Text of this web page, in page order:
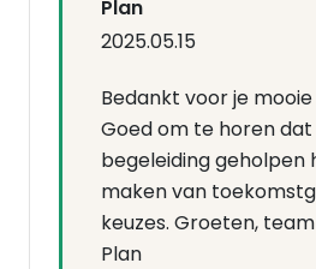
Plan
2025.05.15
Bedankt voor je
Goed om te horen
begeleiding geholpen
maken van
keuzes. Groeten,
Plan